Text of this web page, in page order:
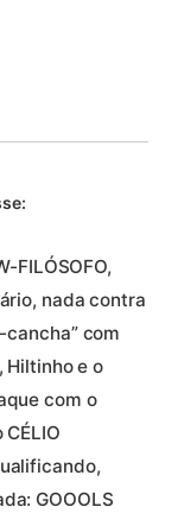
FILÓSOFO,
nada contra
com
Hiltinho e o
com o
GOOOLS